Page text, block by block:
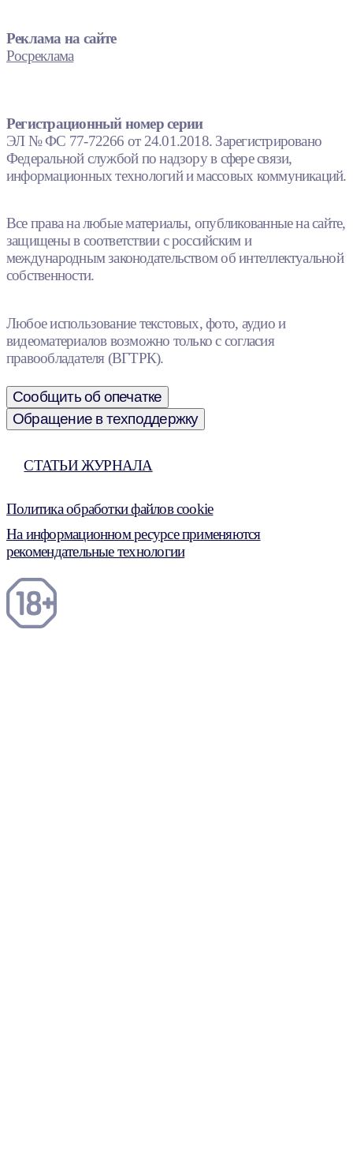
Реклама на сайте
Росреклама
Регистрационный номер серии
ЭЛ № ФС 77-72266 от 24.01.2018. Зарегистрировано
Федеральной службой по надзору в сфере связи,
информационных технологий и массовых коммуникаций.
Все права на любые материалы, опубликованные на сайте,
защищены в соответствии с российским и
международным законодательством об интеллектуальной
собственности.
Любое использование текстовых, фото, аудио и
видеоматериалов возможно только с согласия
правообладателя (ВГТРК).
Сообщить об опечатке
Обращение в техподдержку
СТАТЬИ ЖУРНАЛА
Политика обработки файлов cookie
На информационном ресурсе применяются
рекомендательные технологии